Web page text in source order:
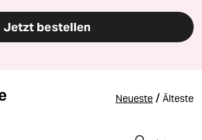
Jetzt bestellen
Neueste / Älteste